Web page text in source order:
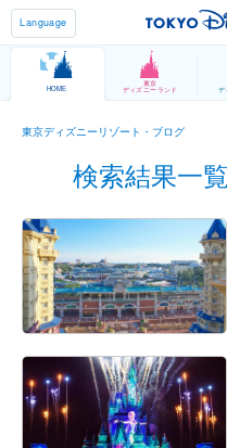
Language
HOME
東京
ディズニーランド デ
東京ディズニーリゾート・ブログ
検索結果一